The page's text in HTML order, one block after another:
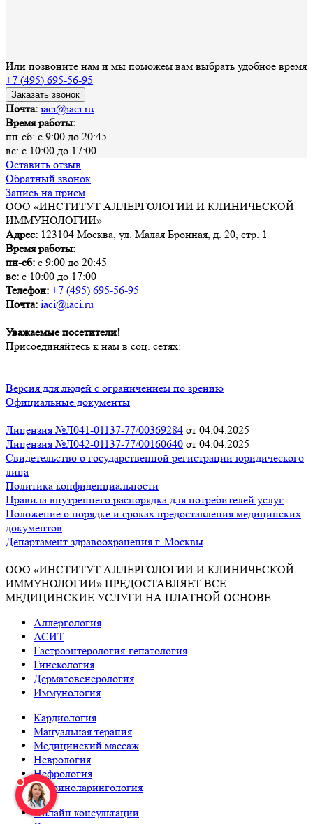
Или позвоните нам и мы поможем вам выбрать удобное время
+7 (495) 695-56-95
Заказать звонок
Почта: iaci@iaci.ru
Время работы:
пн-сб: с 9:00 до 20:45
вс: с 10:00 до 17:00
Оставить отзыв
Обратный звонок
Запись на прием
ООО «ИНСТИТУТ АЛЛЕРГОЛОГИИ И КЛИНИЧЕСКОЙ
ИММУНОЛОГИИ»
Адрес: 123104 Москва, ул. Малая Бронная, д. 20, стр. 1
Время работы:
пн-сб: с 9:00 до 20:45
вс: с 10:00 до 17:00
Телефон: +7 (495) 695-56-95
Почта: iaci@iaci.ru
Уважаемые посетители!
Присоединяйтесь к нам в соц. сетях:
Версия для людей с ограничением по зрению
Официальные документы
Лицензия №Л041-01137-77/00369284 от 04.04.2025
Лицензия №Л042-01137-77/00160640 от 04.04.2025
Свидетельство о государственной регистрации юридического
лица
Политика конфиденциальности
Правила внутреннего распорядка для потребителей услуг
Положение о порядке и сроках предоставления медицинских
документов
Департамент здравоохранения г. Москвы
ООО «ИНСТИТУТ АЛЛЕРГОЛОГИИ И КЛИНИЧЕСКОЙ
ИММУНОЛОГИИ» ПРЕДОСТАВЛЯЕТ ВСЕ
МЕДИЦИНСКИЕ УСЛУГИ НА ПЛАТНОЙ ОСНОВЕ
Аллергология
АСИТ
Гастроэнтерология-гепатология
Гинекология
Дерматовенерология
Иммунология
Кардиология
Мануальная терапия
Медицинский массаж
Неврология
Нефрология
Оториноларингология
Онлайн консультации